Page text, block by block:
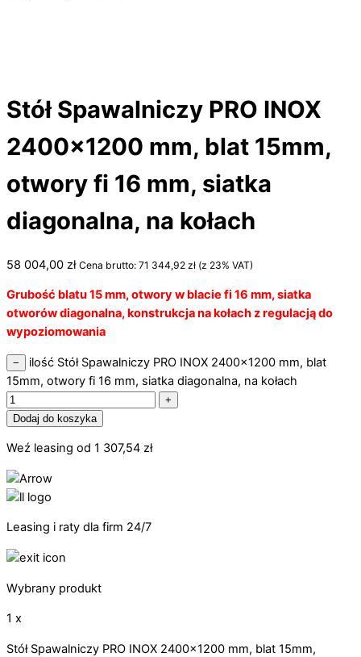
Stół Spawalniczy PRO INOX
2400×1200 mm, blat 15mm,
otwory fi 16 mm, siatka
diagonalna, na kołach
58 004,00 zł Cena brutto: 71 344,92 zł (z 23% VAT)
Grubość blatu 15 mm, otwory w blacie fi 16 mm, siatka
otworów diagonalna, konstrukcja na kołach z regulacją do
wypoziomowania
−
ilość Stół Spawalniczy PRO INOX 2400x1200 mm, blat
15mm, otwory fi 16 mm, siatka diagonalna, na kołach
+
Dodaj do koszyka
Weź leasing od 1 307,54 zł
Leasing i raty dla firm 24/7
Wybrany produkt
1 x
Stół Spawalniczy PRO INOX 2400x1200 mm, blat 15mm,